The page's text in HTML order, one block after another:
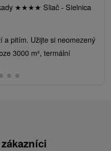
★★★★ Sliač - Sielnica
a pitím. Užijte si neomezený
3000 m², termální